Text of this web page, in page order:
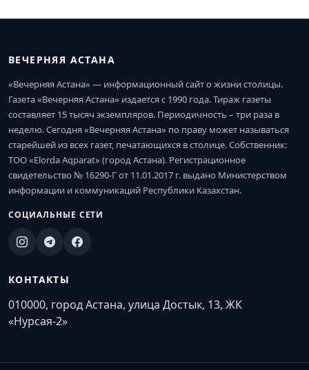
ВЕЧЕРНЯЯ АСТАНА
«Вечерняя Астана» — информационный сайт о жизни столицы.
Газета «Вечерняя Астана» издается с 1990 года. Тираж газеты
составляет 15 тысяч экземпляров. Периодичность – три раза в
неделю. Сегодня «Вечерняя Астана» по праву может называться
старейшей из всех газет, печатающихся в столице. Собственник:
ТОО «Elorda Aqparat» (город Астана). Регистрационное
свидетельство № 16290-Г от 11.01.2017 г. выдано Министерством
информации и коммуникаций Республики Казахстан.
СОЦИАЛЬНЫЕ СЕТИ
КОНТАКТЫ
010000, город Астана, улица Достык, 13, ЖК
«Нурсая-2»